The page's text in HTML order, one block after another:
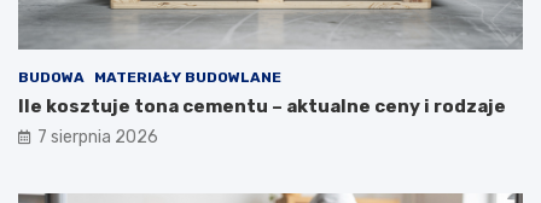
BUDOWA MATERIAŁY BUDOWLANE
Ile kosztuje tona cementu – aktualne ceny i rodzaje
7 sierpnia 2026